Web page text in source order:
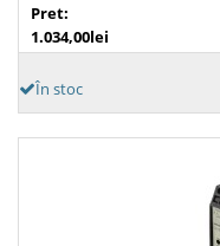
Pret:
1.034,00lei
În stoc